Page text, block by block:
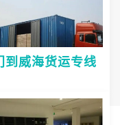
到威海货运专线